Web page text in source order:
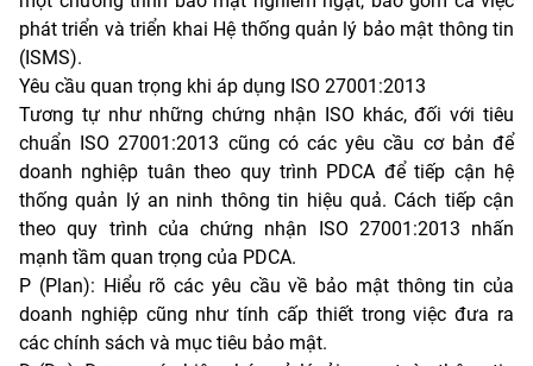
phát triển và triển khai Hệ thống quản lý bảo mật thông tin
(ISMS).
Yêu cầu quan trọng khi áp dụng ISO 27001:2013
Tương tự như những chứng nhận ISO khác, đối với tiêu
chuẩn ISO 27001:2013 cũng có các yêu cầu cơ bản để
doanh nghiệp tuân theo quy trình PDCA để tiếp cận hệ
thống quản lý an ninh thông tin hiệu quả. Cách tiếp cận
theo quy trình của chứng nhận ISO 27001:2013 nhấn
mạnh tầm quan trọng của PDCA.
P (Plan): Hiểu rõ các yêu cầu về bảo mật thông tin của
doanh nghiệp cũng như tính cấp thiết trong việc đưa ra
các chính sách và mục tiêu bảo mật.